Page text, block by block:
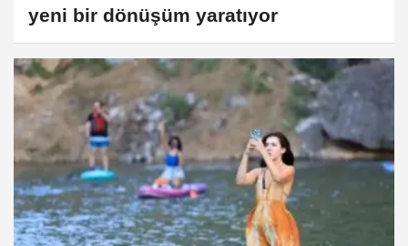
yeni bir dönüşüm yaratıyor